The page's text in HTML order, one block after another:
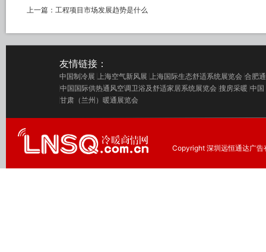
上一篇： 工程项目市场发展趋势是什么
友情链接：
中国制冷展 上海空气新风展 上海国际生态舒适系统展览会 合肥
中国国际供热通风空调卫浴及舒适家居系统展览会 搜房采暖 中国
甘肃（兰州）暖通展览会
Copyright 深圳远恒通达广告